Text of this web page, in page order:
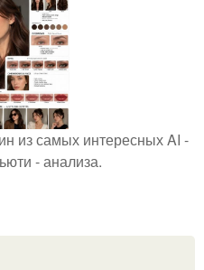
из самых интересных AI -
- анализа.